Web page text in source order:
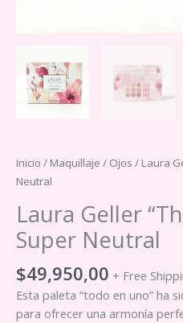
Inicio / Maquillaje / Ojos / Laura
Neutral
Laura Geller
Super Neutral
$49,950,00 + Free
Esta paleta “todo en uno” ha
para ofrecer una armonía